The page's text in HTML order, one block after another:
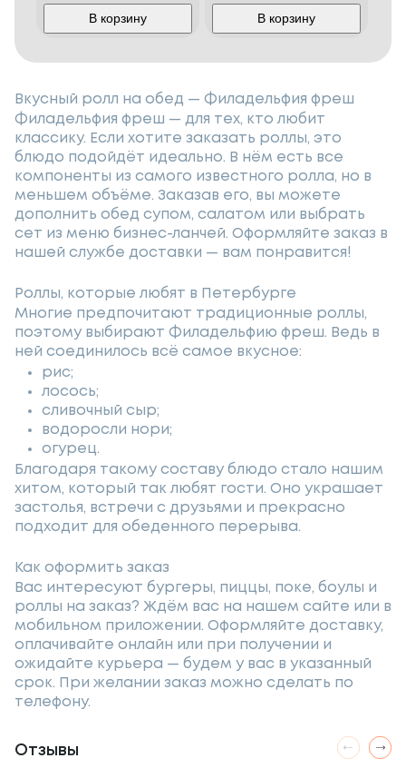
В корзину В корзину
Вкусный ролл на обед — Филадельфия фреш
Филадельфия фреш — для тех, кто любит
классику. Если хотите заказать роллы, это
блюдо подойдёт идеально. В нём есть все
компоненты из самого известного ролла, но в
меньшем объёме. Заказав его, вы можете
дополнить обед супом, салатом или выбрать
сет из меню бизнес-ланчей. Оформляйте заказ в
нашей службе доставки — вам понравится!
Роллы, которые любят в Петербурге
Многие предпочитают традиционные роллы,
поэтому выбирают Филадельфию фреш. Ведь в
ней соединилось всё самое вкусное:
рис;
лосось;
сливочный сыр;
водоросли нори;
огурец.
Благодаря такому составу блюдо стало нашим
хитом, который так любят гости. Оно украшает
застолья, встречи с друзьями и прекрасно
подходит для обеденного перерыва.
Как оформить заказ
Вас интересуют бургеры, пиццы, поке, боулы и
роллы на заказ? Ждём вас на нашем сайте или в
мобильном приложении. Оформляйте доставку,
оплачивайте онлайн или при получении и
ожидайте курьера — будем у вас в указанный
срок. При желании заказ можно сделать по
телефону.
Отзывы